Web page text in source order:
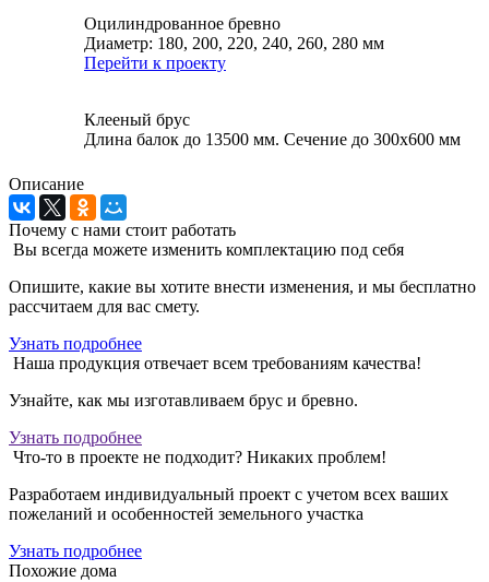
Оцилиндрованное бревно
Диаметр: 180, 200, 220, 240, 260, 280 мм
Перейти к проекту
Клееный брус
Длина балок до 13500 мм. Сечение до 300х600 мм
Описание
Почему с нами стоит работать
Вы всегда можете изменить комплектацию под себя
Опишите, какие вы хотите внести изменения, и мы бесплатно
рассчитаем для вас смету.
Узнать подробнее
Наша продукция отвечает всем требованиям качества!
Узнайте, как мы изготавливаем брус и бревно.
Узнать подробнее
Что-то в проекте не подходит? Никаких проблем!
Разработаем индивидуальный проект с учетом всех ваших
пожеланий и особенностей земельного участка
Узнать подробнее
Похожие дома